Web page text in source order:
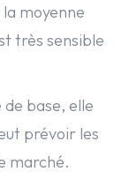
moyenne
très sensible
de base, elle
prévoir les
marché.